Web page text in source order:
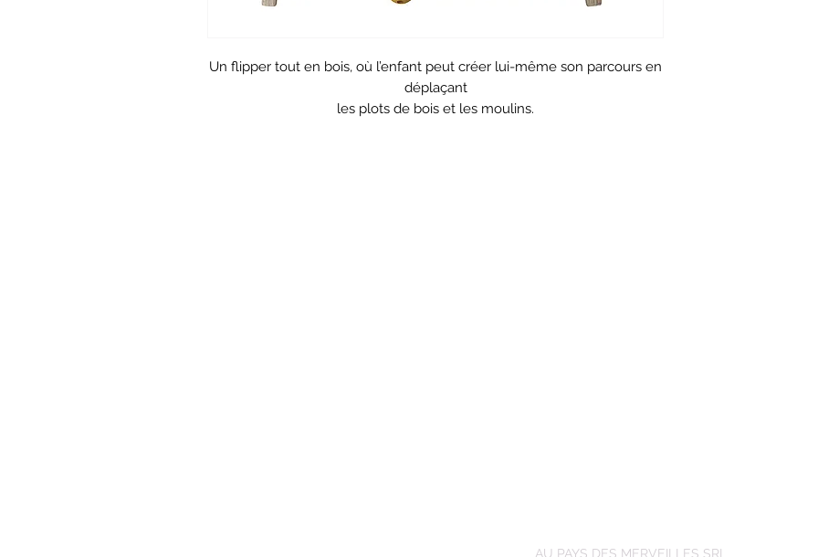
Un flipper tout en bois, où l’enfant peut créer lui-même son parcours en
déplaçant
les plots de bois et les moulins.
AU PAYS DES MERVEILLES SRL